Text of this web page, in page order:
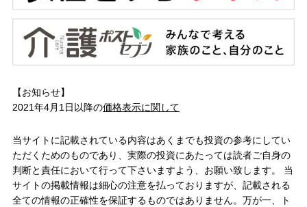
【お知らせ】
2021年4月1日以降の価格表示に関して
当サイトに記載されている内容はあくまでも投資の参考にしてい
ただくためのものであり、実際の投資にあたっては読者ご自身の
判断と責任において行って下さいますよう、お願い致します。 当
サイトの掲載情報は細心の注意を払っておりますが、記載される
全ての情報の正確性を保証するものではありません。万が一、ト